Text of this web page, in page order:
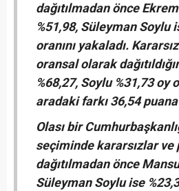
dağıtılmadan önce
%51,98, Süleyman Soylu
oranını yakaladı.
oransal olarak
%68,27, Soylu %31,73 oy
aradaki farkı 36,54 puana
Olası bir
seçiminde kararsızlar ve
dağıtılmadan önce
Süleyman Soylu ise